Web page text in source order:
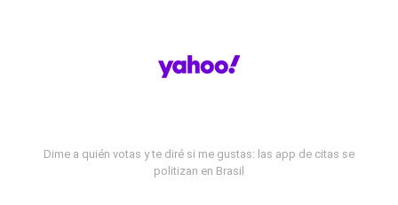
Dime a quién votas y te diré si me gustas: las app de citas se
politizan en Brasil